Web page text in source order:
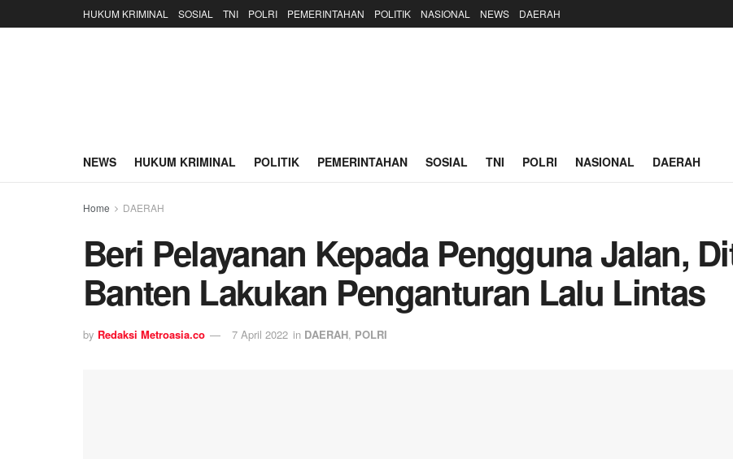
HUKUM KRIMINAL SOSIAL TNI POLRI PEMERINTAHAN POLITIK NASIONAL NEWS DAERAH
NEWS HUKUM KRIMINAL POLITIK PEMERINTAHAN SOSIAL TNI POLRI NASIONAL DAERAH
Home DAERAH
Beri Pelayanan Kepada Pengguna Jalan,
Banten Lakukan Penganturan Lalu Lintas
by Redaksi Metroasia.co 7 April 2022 in DAERAH, POLRI